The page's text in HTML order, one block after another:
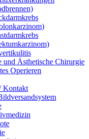
und Ästhetische Chirurgie
Operieren
Kontakt